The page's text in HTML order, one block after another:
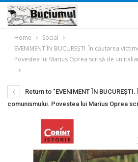
Home
Social
EVENIMENT ÎN BUCUREŞTI. În căutarea
Povestea lui Marius Oprea scrisă de un
Return to "EVENIMENT ÎN
comunismului. Povestea lui Marius Oprea